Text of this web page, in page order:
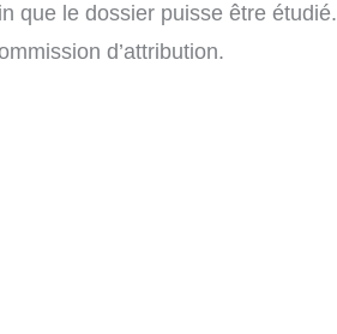
que le dossier puisse être étudié.
d’attribution.